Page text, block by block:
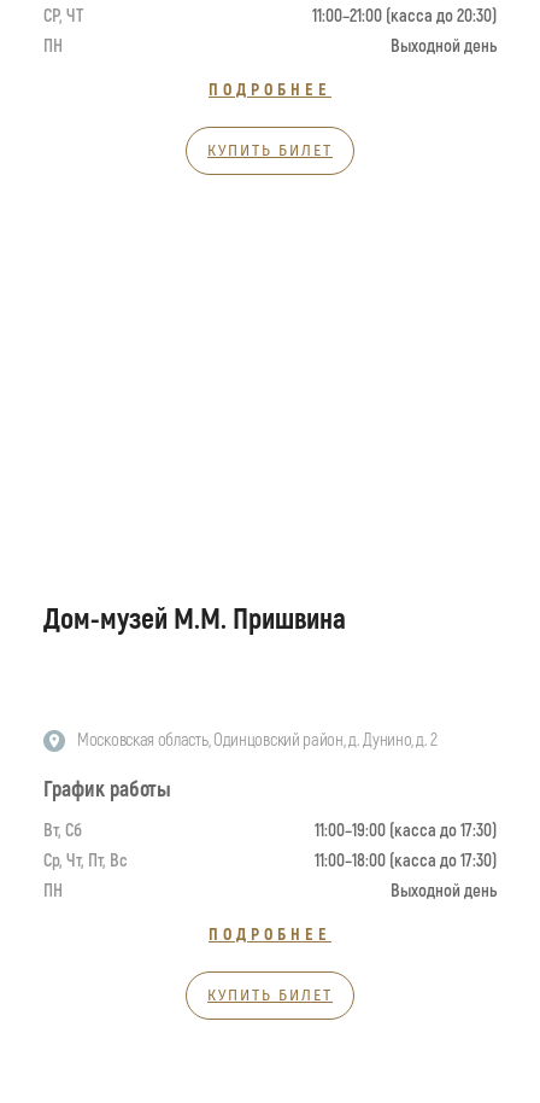
СР, ЧТ
11:00–21:00 (касса до 20:30)
ПН
Выходной день
ПОДРОБНЕЕ
КУПИТЬ БИЛЕТ
Дом-музей М.М. Пришвина
Московская область, Одинцовский район, д. Дунино, д. 2
График работы
Вт, Сб
11:00–19:00 (касса до 17:30)
Ср, Чт, Пт, Вс
11:00–18:00 (касса до 17:30)
ПН
Выходной день
ПОДРОБНЕЕ
КУПИТЬ БИЛЕТ